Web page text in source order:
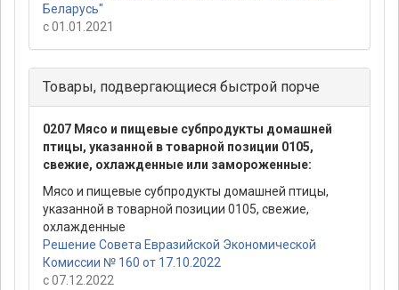
Беларусь"
с 01.01.2021
Товары, подвергающиеся быстрой порче
0207 Мясо и пищевые субпродукты домашней
птицы, указанной в товарной позиции 0105,
свежие, охлажденные или замороженные:
Мясо и пищевые субпродукты домашней птицы,
указанной в товарной позиции 0105, свежие,
охлажденные
Решение Совета Евразийской Экономической
Комиссии № 160 от 17.10.2022
с 07.12.2022